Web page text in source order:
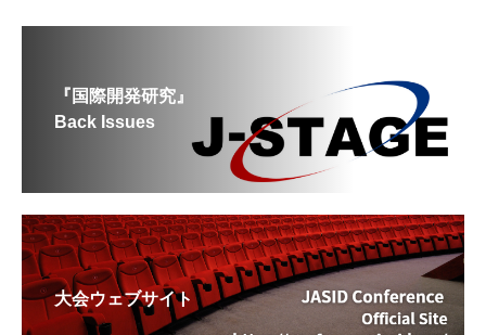
『国際開発研究』
Back Issues
大会ウェブサイト